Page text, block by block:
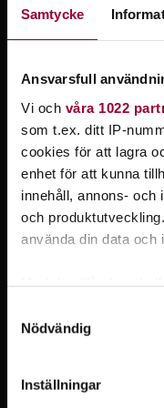
Samtycke
Ansvarsfull
Vi och våra 1022
som t.ex. ditt IP-
cookies för att lagra
enhet för att kunna
innehåll, annons- och
och
använda din data och
som kan ha en
Nödvändig
Inställningar
Valår 2026 –
Studiefrämjandet
människor får vara
utbildningar. Vi håller
tycker och tänker inom